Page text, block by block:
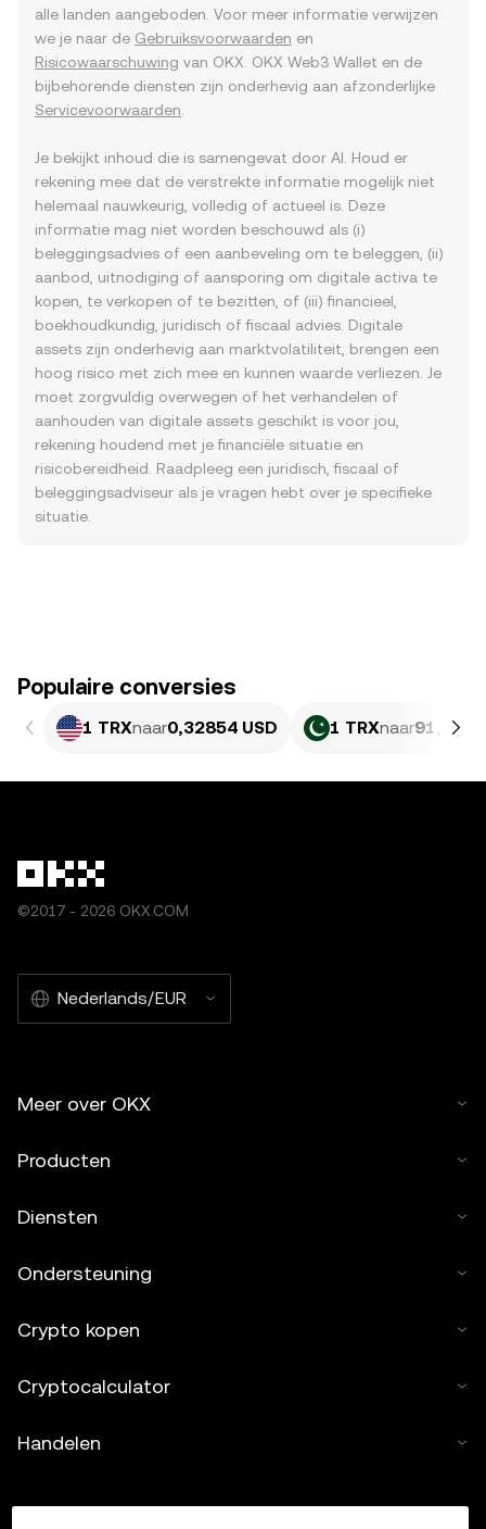
alle landen aangeboden. Voor meer informatie verwijzen
we je naar de Gebruiksvoorwaarden en
Risicowaarschuwing van OKX. OKX Web3 Wallet en de
bijbehorende diensten zijn onderhevig aan afzonderlijke
Servicevoorwaarden
Je bekijkt inhoud die is samengevat door AI. Houd er
rekening mee dat de verstrekte informatie mogelijk niet
helemaal nauwkeurig, volledig of actueel is. Deze
informatie mag niet worden beschouwd als (i)
beleggingsadvies of een aanbeveling om te beleggen, (ii)
aanbod, uitnodiging of aansporing om digitale activa te
kopen, te verkopen of te bezitten, of (iii) financieel,
boekhoudkundig, juridisch of fiscaal advies. Digitale
assets zijn onderhevig aan marktvolatiliteit, brengen een
hoog risico met zich mee en kunnen waarde verliezen. Je
moet zorgvuldig overwegen of het verhandelen of
aanhouden van digitale assets geschikt is voor jou,
rekening houdend met je financiële situatie en
risicobereidheid. Raadpleeg een juridisch, fiscaal of
beleggingsadviseur als je vragen hebt over je specifieke
situatie.
Populaire conversies
1 TRXnaar0,32854 USD 1 TRXnaar91,29
©2017 - 2026 OKX.COM
Nederlands/EUR
Meer over OKX
Producten
Diensten
Ondersteuning
Crypto kopen
Cryptocalculator
Handelen